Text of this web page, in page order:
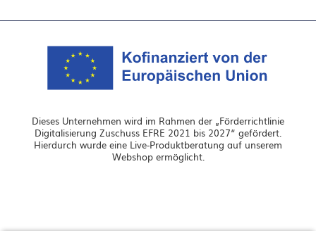
Dieses Unternehmen wird im Rahmen der „Förderrichtlinie
Digitalisierung Zuschuss EFRE 2021 bis 2027“ gefördert.
Hierdurch wurde eine Live-Produktberatung auf unserem
Webshop ermöglicht.